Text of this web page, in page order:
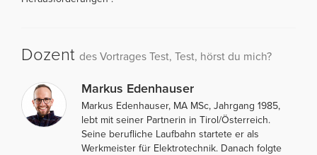
Dozent des Vortrages Test, Test, hörst du mich?
Markus Edenhauser
Markus Edenhauser, MA MSc, Jahrgang 1985,
lebt mit seiner Partnerin in Tirol/Österreich.
Seine berufliche Laufbahn startete er als
Werkmeister für Elektrotechnik. Danach folgte